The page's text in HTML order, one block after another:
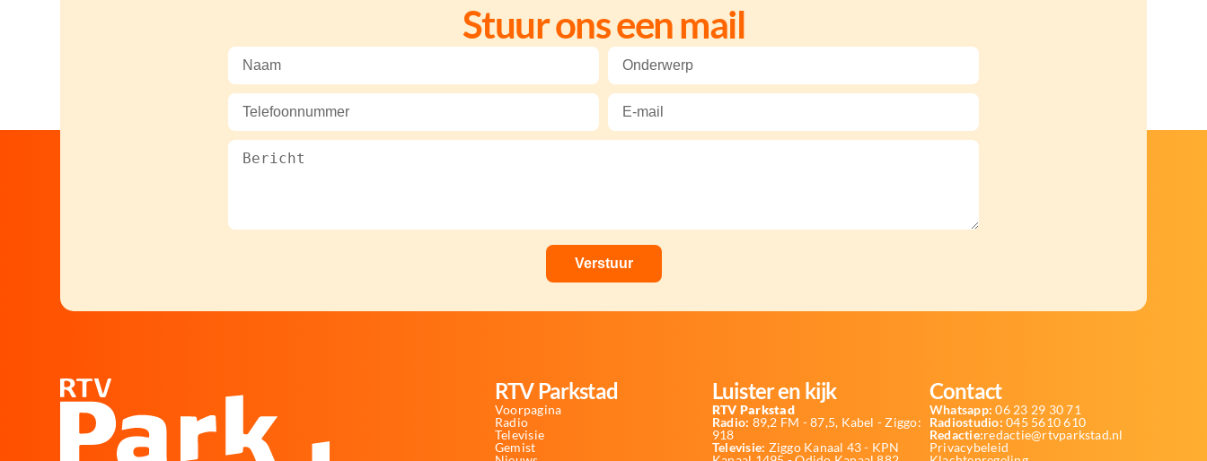
Stuur ons een mail
RTV Parkstad
Voorpagina
Radio
Televisie
Gemist
Luister en kijk
RTV Parkstad
Radio: 89,2 FM - 87,5, Kabel - Ziggo:
918
Televisie: Ziggo Kanaal 43 - KPN
Contact
Whatsapp: 06 23 29 30 71
Radiostudio: 045 5610 610
Redactie:redactie@rtvparkstad.nl
Privacybeleid